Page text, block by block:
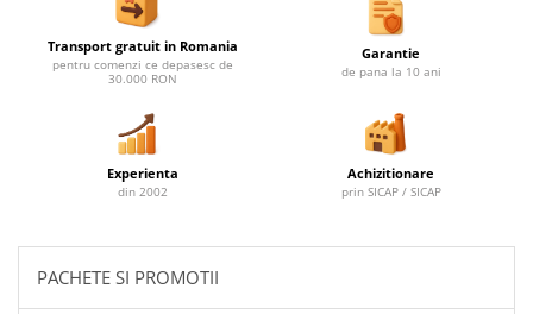
Transport gratuit in Romania
pentru comenzi ce depasesc de
30.000 RON
Garantie
de pana la 10 ani
Experienta
din 2002
Achizitionare
prin SICAP / SICAP
PACHETE SI PROMOTII